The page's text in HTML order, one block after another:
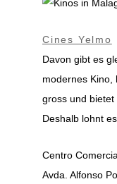
Cines Yelmo
Davon gibt es
modernes Kino,
gross und
Deshalb lohnt
Centro
Avda. Alfonso